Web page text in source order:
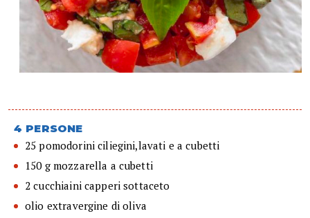
4 PERSONE
25 pomodorini ciliegini,lavati e a cubetti
150 g mozzarella a cubetti
2 cucchiaini capperi sottaceto
olio extravergine di oliva